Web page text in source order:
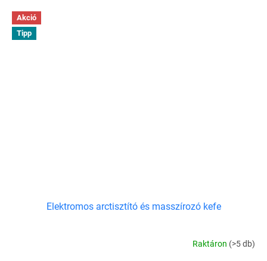
Akció
Tipp
Elektromos arctisztító és masszírozó kefe
Raktáron (>5 db)